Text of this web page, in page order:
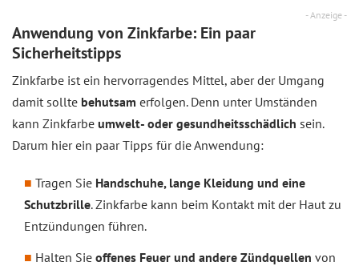
- Anzeige -
Anwendung von Zinkfarbe: Ein paar
Sicherheitstipps
Zinkfarbe ist ein hervorragendes Mittel, aber der Umgang
damit sollte behutsam erfolgen. Denn unter Umständen
kann Zinkfarbe umwelt- oder gesundheitsschädlich sein.
Darum hier ein paar Tipps für die Anwendung:
Tragen Sie Handschuhe, lange Kleidung und eine
Schutzbrille. Zinkfarbe kann beim Kontakt mit der Haut zu
Entzündungen führen.
Halten Sie offenes Feuer und andere Zündquellen von